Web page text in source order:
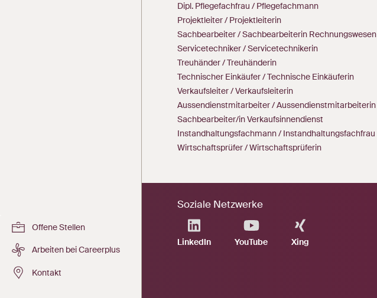
Offene Stellen
Arbeiten bei Careerplus
Kontakt
Dipl. Pflegefachfrau / Pflegefachmann
Projektleiter / Projektleiterin
Sachbearbeiter / Sachbearbeiterin Rechnungswesen
Servicetechniker / Servicetechnikerin
Treuhänder / Treuhänderin
Technischer Einkäufer / Technische Einkäuferin
Verkaufsleiter / Verkaufsleiterin
Aussendienstmitarbeiter / Aussendienstmitarbeiterin
Sachbearbeiter/in Verkaufsinnendienst
Instandhaltungsfachmann / Instandhaltungsfachfrau
Wirtschaftsprüfer / Wirtschaftsprüferin
Soziale Netzwerke
LinkedIn YouTube Xing